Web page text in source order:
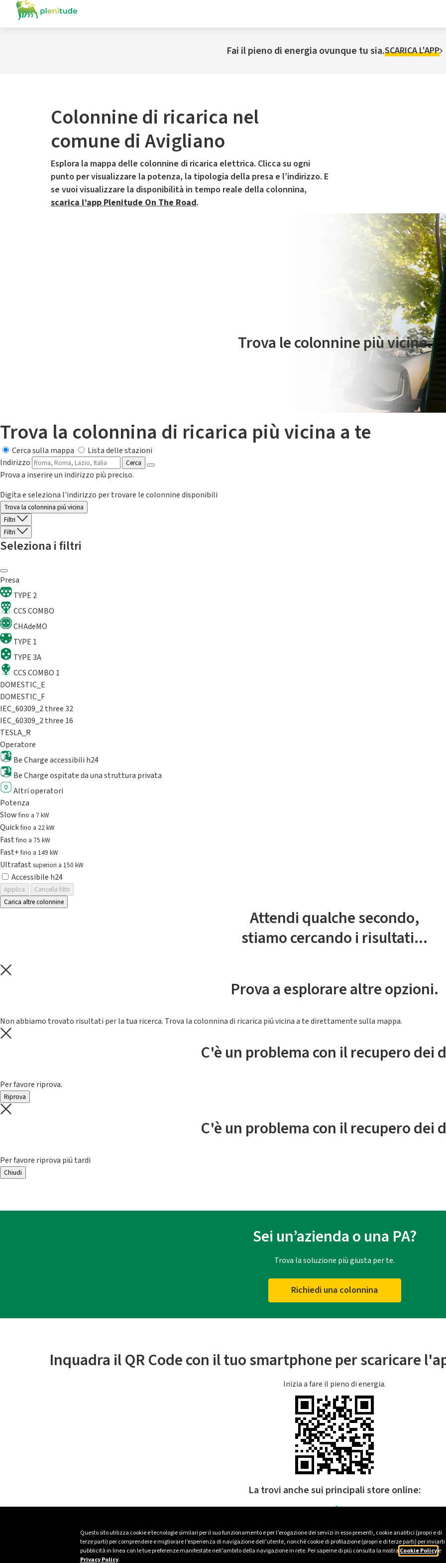
Questo sito utilizza cookie e tecnologie similari per il suo funzionamento e per l’erogazione dei servizi in esso presenti, cookie analitici (propri e di
terze parti) per comprendere e migliorare l’esperienza di navigazione dell’utente, nonché cookie di profilazione (propri e di terze parti) per inviarti
pubblicità in linea con le tue preferenze manifestate nell’ambito della navigazione in rete. Per saperne di più consulta la nostra Cookie Policye
Privacy Policy.
Fai il pieno di energia ovunque tu sia.SCARICA L'APP
Colonnine di ricarica nel
comune di Avigliano
Esplora la mappa delle colonnine di ricarica elettrica. Clicca su ogni
punto per visualizzare la potenza, la tipologia della presa e l’indirizzo. E
se vuoi visualizzare la disponibilità in tempo reale della colonnina,
scarica l’app Plenitude On The Road.
Il servizio di mobilità elettrica è gestito da Plenitude On The Road
Trova le colonnine più vicine.
Trova la colonnina di ricarica più vicina a te
Cerca sulla mappa
Lista delle stazioni
Indirizzo
Cerca
Prova a inserire un indirizzo più preciso.
Digita e seleziona l'indirizzo per trovare le colonnine disponibili
Trova la colonnina piú vicina
Filtri
Filtri
Seleziona i filtri
Presa
TYPE 2
CCS COMBO
CHAdeMO
TYPE 1
TYPE 3A
CCS COMBO 1
DOMESTIC_E
DOMESTIC_F
IEC_60309_2 three 32
IEC_60309_2 three 16
TESLA_R
Operatore
Be Charge accessibili h24
Be Charge ospitate da una struttura privata
Altri operatori
Potenza
Slowfino a 7 kW
Quickfino a 22 kW
Fastfino a 75 kW
Fast+fino a 149 kW
Ultrafast superiori a 150 kW
Accessibile h24
Applica
Cancella filtri
Carica altre colonnine
Attendi qualche secondo,
stiamo cercando i risultati...
Prova a esplorare altre opzioni.
Non abbiamo trovato risultati per la tua ricerca. Trova la colonnina di ricarica piú vicina a te direttamente sulla mappa.
C'è un problema con il recupero dei
Per favore riprova.
Riprova
C'è un problema con il recupero dei
Per favore riprova piú tardi
Chiudi
Sei un’azienda o una PA?
Trova la soluzione più giusta per te.
Richiedi una colonnina
Inquadra il QR Code con il tuo smartphone per scaricare
Inizia a fare il pieno di energia.
La trovi anche sui principali store online: